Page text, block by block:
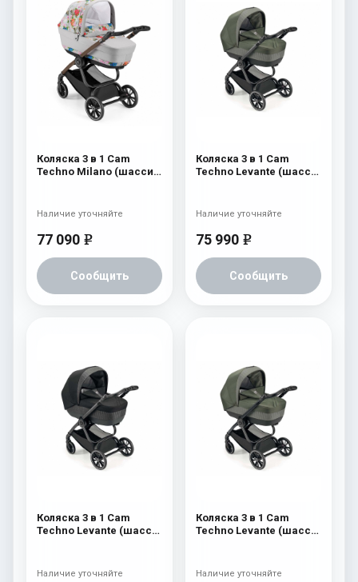
Коляска 3 в 1 Cam
Techno Milano (шасси
77 090 e
Сообщить
Наличие уточняйте
Коляска 3 в 1 Cam
Techno Levante (шасси
75 990 e
Сообщить
Наличие уточняйте
Коляска 3 в 1 Cam
Techno Levante (шасси
Наличие уточняйте
Коляска 3 в 1 Cam
Techno Levante (шасси
Наличие уточняйте